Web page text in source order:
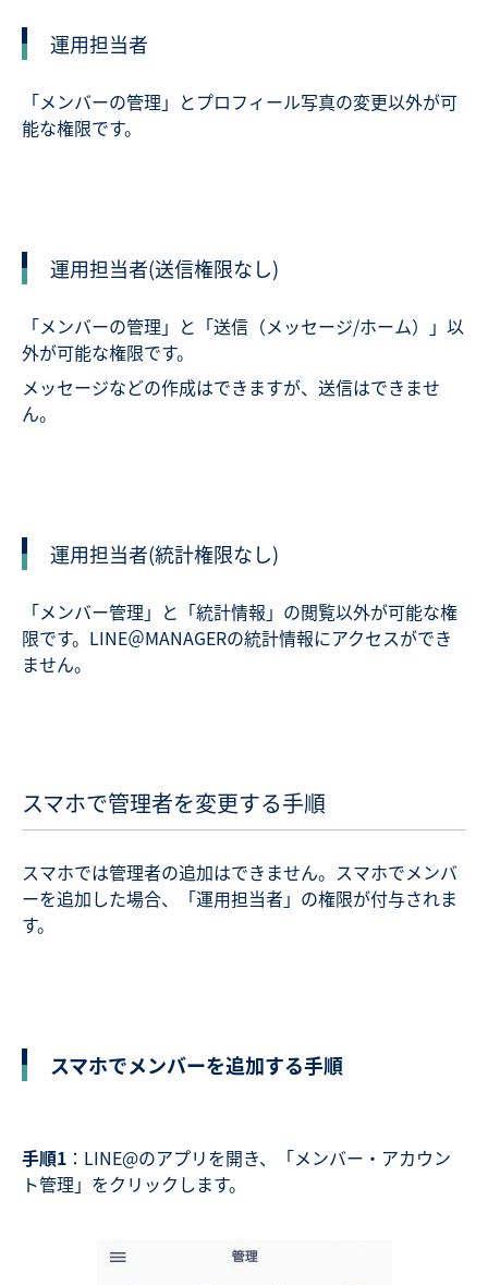
運用担当者
「メンバーの管理」とプロフィール写真の変更以外が可
能な権限です。
運用担当者(送信権限なし)
「メンバーの管理」と「送信（メッセージ/ホーム）」以
外が可能な権限です。
メッセージなどの作成はできますが、送信はできませ
ん。
運用担当者(統計権限なし)
「メンバー管理」と「統計情報」の閲覧以外が可能な権
限です。LINE＠MANAGERの統計情報にアクセスができ
ません。
スマホで管理者を変更する手順
スマホでは管理者の追加はできません。スマホでメンバ
ーを追加した場合、「運用担当者」の権限が付与されま
す。
スマホでメンバーを追加する手順
手順1 ：LINE@のアプリを開き、「メンバー・アカウン
ト管理」をクリックします。